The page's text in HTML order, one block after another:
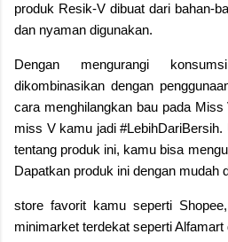
produk Resik-V dibuat dari bahan-
dan nyaman digunakan.
Dengan mengurangi
dikombinasikan dengan
cara menghilangkan bau pada
miss V kamu jadi
tentang produk ini, kamu bisa
Dapatkan produk ini dengan mudah
store favorit kamu seperti
minimarket terdekat seperti Alfamart